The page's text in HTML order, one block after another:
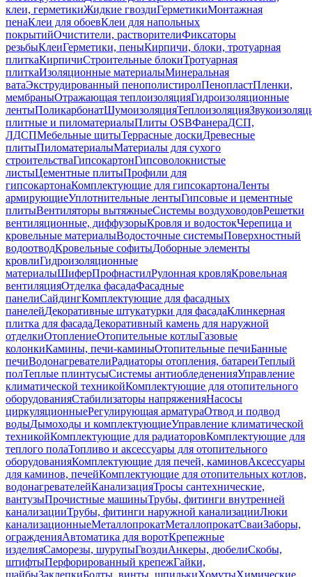
клеи, герметикиЖидкие гвоздиГерметикиМонтажная
пенаКлеи для обоевКлеи для напольных
покрытийОчистители, растворителиФиксаторы
резьбыКлеиГерметики, пеныКирпичи, блоки, тротуарная
плиткаКирпичиСтроительные блокиТротуарная
плиткаИзоляционные материалыМинеральная
ватаЭкструдированный пенополистиролПенопластПленки,
мембраныОтражающая теплоизоляцияГидроизоляционные
лентыПоликарбонатШумоизоляцияТеплоизоляция
плитные и пиломатериалыПлиты OSBФанераДСП,
ЛДСПМебельные щитыТеррасные доскиДревесные
плитыПиломатериалыМатериалы для сухого
строительстваГипсокартонГипсоволокнистые
листыЦементные плитыПрофили для
гипсокартонаКомплектующие для гипсокартонаЛенты
армирующиеУплотнительные лентыГипсовые и цементные
плитыВентиляторы вытяжныеСистемы воздуховодовРешетки
вентиляционные, диффузорыКровля и водостокЧерепица и
кровельные материалыВодосточные системыПоверхностный
водоотводКровельные софитыДоборные элементы
кровлиГидроизоляционные
материалыШиферПрофнастилРулонная кровляКровельная
вентиляцияОтделка фасадаФасадные
панелиСайдингКомплектующие для фасадных
панелейДекоративные штукатурки для фасадаКлинкерная
плитка для фасадаДекоративный камень для наружной
отделкиОтоплениеОтопительные котлыГазовые
колонкиКамины, печи-каминыОтопительные печиБанные
печиВодонагревателиРадиаторы отопления, батареиТеплый
полТеплые плинтусыСистемы антиобледененияУправление
климатической техникойКомплектующие для отопительного
оборудованияСтабилизаторы напряженияНасосы
циркуляционныеРегулирующая арматураОтвод и подвод
водыДымоходы и комплектующиеУправление климатической
техникойКомплектующие для радиаторовКомплектующие для
теплого полаТопливо и аксессуары для отопительного
оборудованияКомплектующие для печей, каминовАксессуары
для каминов, печейКомплектующие для отопительных котлов,
водонагревателейКанализацияТросы сантехнические,
вантузыПрочистные машиныТрубы, фитинги внутренней
канализацииТрубы, фитинги наружной канализацииЛюки
канализационныеМеталлопрокатМеталлопрокатСваиЗаборы,
огражденияАвтоматика для воротКрепежные
изделияСаморезы, шурупыГвоздиАнкеры, дюбелиСкобы,
штифтыПерфорированный крепежГайки,
шайбыЗаклепкиБолты, винты, шпилькиХомутыХимические